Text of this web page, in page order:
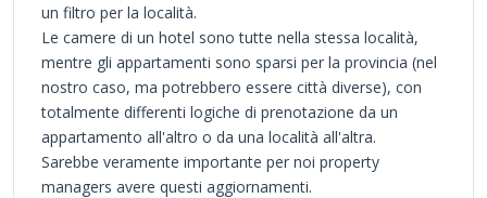
un filtro per la località.
Le camere di un hotel sono tutte nella stessa località,
mentre gli appartamenti sono sparsi per la provincia (nel
nostro caso, ma potrebbero essere città diverse), con
totalmente differenti logiche di prenotazione da un
appartamento all'altro o da una località all'altra.
Sarebbe veramente importante per noi property
managers avere questi aggiornamenti.